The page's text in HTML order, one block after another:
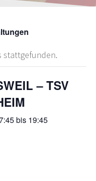
stattgefunden.
– TSV W
bis 19:45